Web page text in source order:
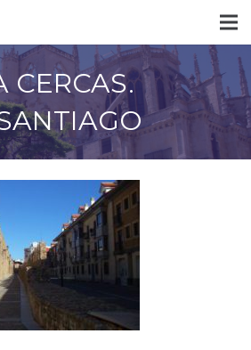
CERCAS.